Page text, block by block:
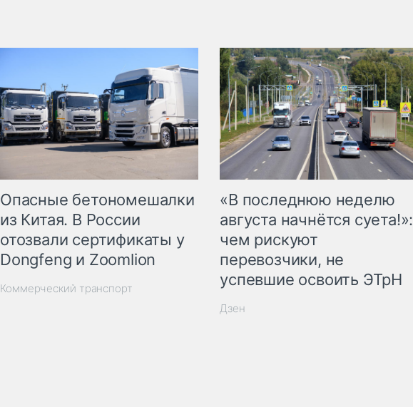
Опасные бетономешалки
из Китая. В России
отозвали сертификаты у
Dongfeng и Zoomlion
Коммерческий транспорт
«В последнюю неделю
августа начнётся суета!»:
чем рискуют
перевозчики, не
успевшие освоить ЭТрН
Дзен